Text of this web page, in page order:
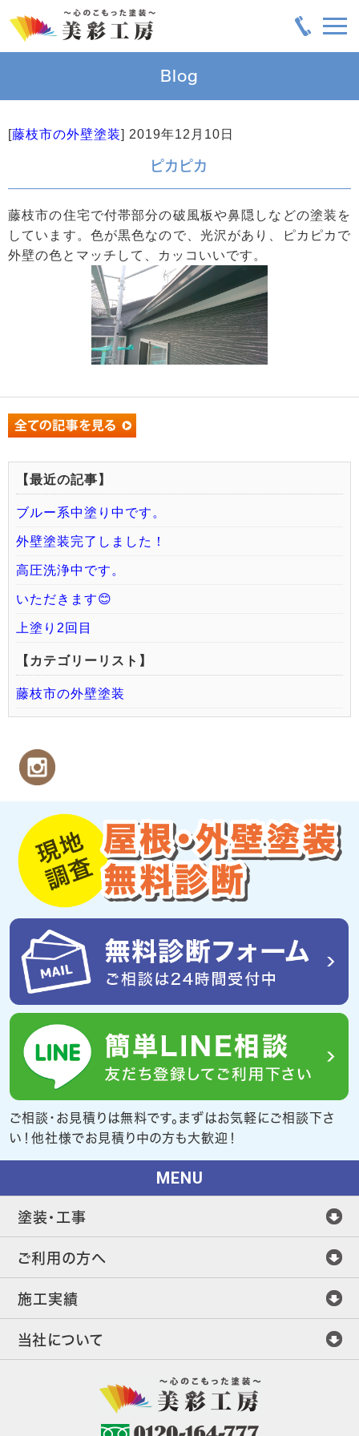
Blog
[藤枝市の外壁塗装] 2019年12月10日
ピカピカ
藤枝市の住宅で付帯部分の破風板や鼻隠しなどの塗装を
しています。色が黒色なので、光沢があり、ピカピカで
外壁の色とマッチして、カッコいいです。
【最近の記事】
ブルー系中塗り中です。
外壁塗装完了しました！
高圧洗浄中です。
いただきます😊
上塗り2回目
【カテゴリーリスト】
藤枝市の外壁塗装
ご相談・お見積りは無料です。まずはお気軽にご相談下さ
い！他社様でお見積り中の方も大歓迎！
MENU
塗装・工事
ご利用の方へ
施工実績
当社について